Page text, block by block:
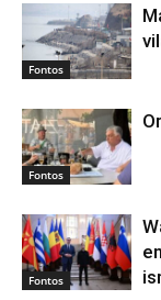
Fontos
Fontos
Fontos